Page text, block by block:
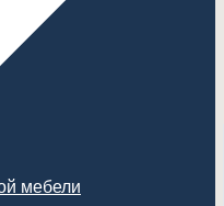
мебели